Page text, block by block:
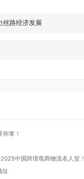
丝路经济发展
拿！
中国跨境电商物流名人堂！
址